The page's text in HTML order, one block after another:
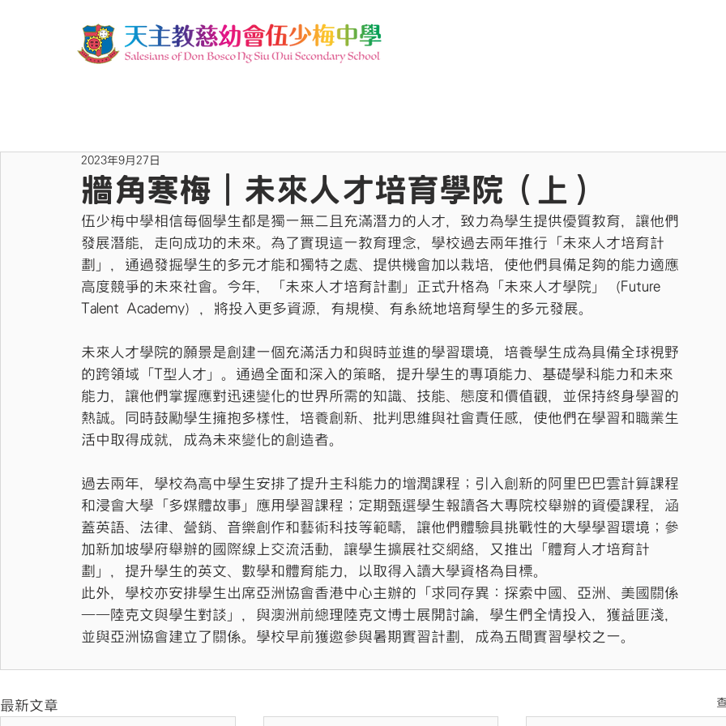
牆角寒梅｜未來人才培育學院（上）
2023年9月27日
伍少梅中學相信每個學生都是獨一無二且充滿潛力的人才，致力為學生提供優質教育，讓他們
發展潛能，走向成功的未來。為了實現這一教育理念，學校過去兩年推行「未來人才培育計
劃」，通過發掘學生的多元才能和獨特之處、提供機會加以栽培，使他們具備足夠的能力適應
高度競爭的未來社會。今年，「未來人才培育計劃」正式升格為「未來人才學院」（Future
Talent Academy），將投入更多資源，有規模、有系統地培育學生的多元發展。
未來人才學院的願景是創建一個充滿活力和與時並進的學習環境，培養學生成為具備全球視野
的跨領域「T型人才」。通過全面和深入的策略，提升學生的專項能力、基礎學科能力和未來
能力，讓他們掌握應對迅速變化的世界所需的知識、技能、態度和價值觀，並保持終身學習的
熱誠。同時鼓勵學生擁抱多樣性，培養創新、批判思維與社會責任感，使他們在學習和職業生
活中取得成就，成為未來變化的創造者。
過去兩年，學校為高中學生安排了提升主科能力的增潤課程；引入創新的阿里巴巴雲計算課程
和浸會大學「多媒體故事」應用學習課程；定期甄選學生報讀各大專院校舉辦的資優課程，涵
蓋英語、法律、營銷、音樂創作和藝術科技等範疇，讓他們體驗具挑戰性的大學學習環境；參
加新加坡學府舉辦的國際線上交流活動，讓學生擴展社交網絡，又推出「體育人才培育計
劃」，提升學生的英文、數學和體育能力，以取得入讀大學資格為目標。
此外，學校亦安排學生出席亞洲協會香港中心主辦的「求同存異：探索中國、亞洲、美國關係
——陸克文與學生對談」，與澳洲前總理陸克文博士展開討論，學生們全情投入，獲益匪淺，
並與亞洲協會建立了關係。學校早前獲邀參與暑期實習計劃，成為五間實習學校之一。
最新文章